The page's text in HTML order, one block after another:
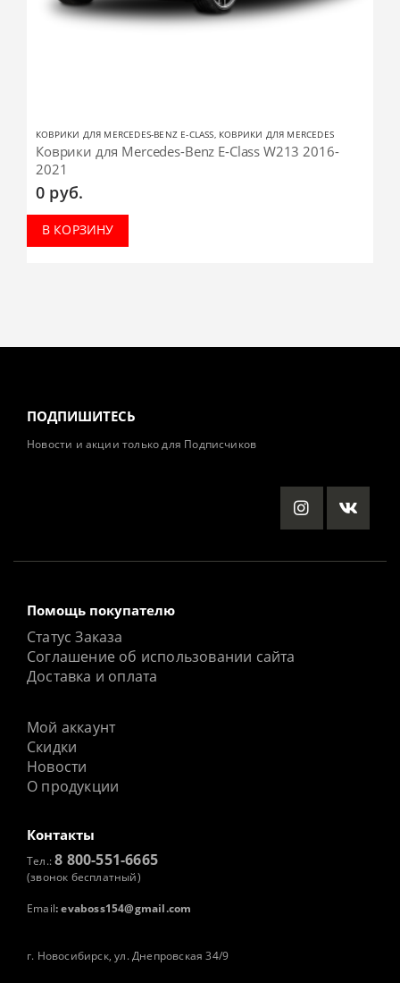
КОВРИКИ ДЛЯ MERCEDES-BENZ E-CLASS, КОВРИКИ ДЛЯ MERCEDES
Коврики для Mercedes-Benz E-Class W213 2016-
2021
0 руб.
В КОРЗИНУ
ПОДПИШИТЕСЬ
Новости и акции только для Подписчиков
Помощь покупателю
Статус Заказа
Соглашение об использовании сайта
Доставка и оплата
Мой аккаунт
Скидки
Новости
О продукции
Контакты
Тел.:8 800-551-6665
(звонок бесплатный)
Email: evaboss154@gmail.com
г. Новосибирск, ул. Днепровская 34/9